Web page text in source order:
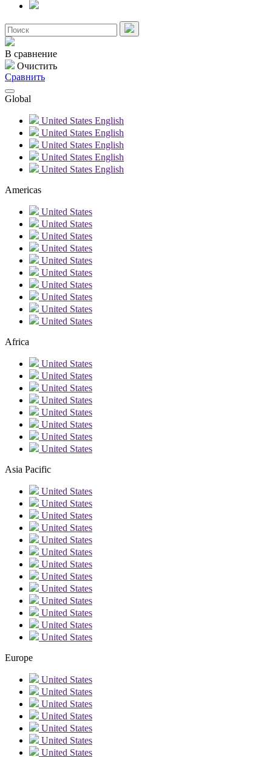
В сравнение
Очистить
Сравнить
Global
United States English
United States English
United States English
United States English
United States English
Americas
United States
United States
United States
United States
United States
United States
United States
United States
United States
United States
Africa
United States
United States
United States
United States
United States
United States
United States
United States
Asia Pacific
United States
United States
United States
United States
United States
United States
United States
United States
United States
United States
United States
United States
United States
Europe
United States
United States
United States
United States
United States
United States
United States